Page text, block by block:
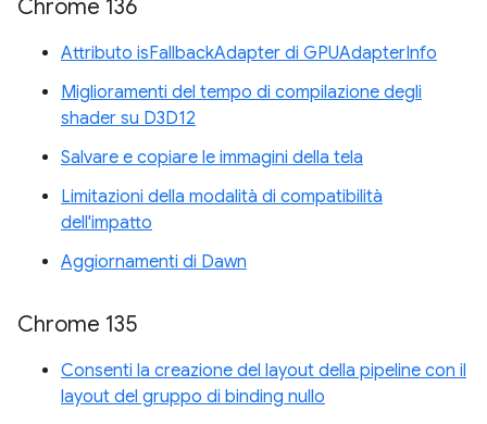
Chrome 136
Attributo isFallbackAdapter di GPUAdapterInfo
Miglioramenti del tempo di compilazione degli
shader su D3D12
Salvare e copiare le immagini della tela
Limitazioni della modalità di compatibilità
dell'impatto
Aggiornamenti di Dawn
Chrome 135
Consenti la creazione del layout della pipeline con il
layout del gruppo di binding nullo